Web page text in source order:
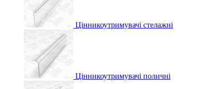
Цінникоутримувачі стелажні
Цінникоутримувачі поличні